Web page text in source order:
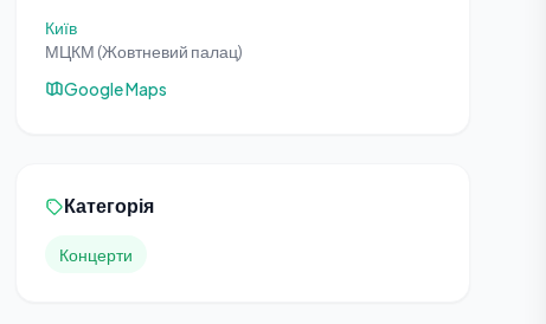
Київ
МЦКМ (Жовтневий палац)
Google Maps
Категорія
Концерти